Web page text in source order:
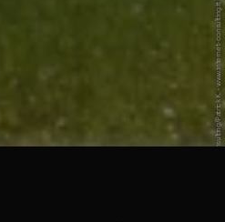
© Internet Consulting/Patrick K. - www.internet-consulting.it